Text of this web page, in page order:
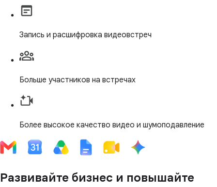
Запись и расшифровка видеовстреч
Больше участников на встречах
Более высокое качество видео и шумоподавление
Развивайте бизнес и повышайте